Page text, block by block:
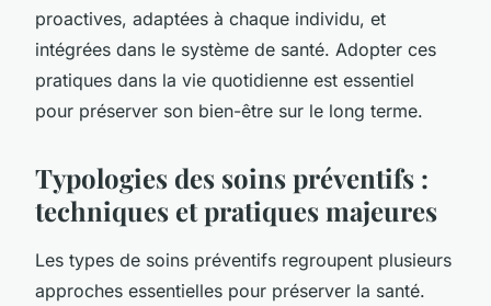
proactives, adaptées à chaque individu, et
intégrées dans le système de santé. Adopter ces
pratiques dans la vie quotidienne est essentiel
pour préserver son bien-être sur le long terme.
Typologies des soins préventifs :
techniques et pratiques majeures
Les types de soins préventifs regroupent plusieurs
approches essentielles pour préserver la santé.